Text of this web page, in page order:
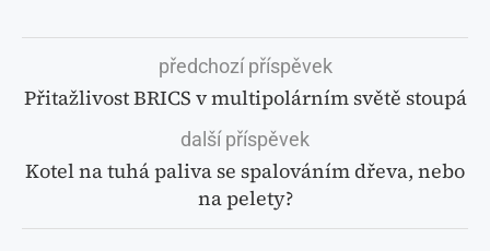
předchozí příspěvek
Přitažlivost BRICS v multipolárním světě stoupá
další příspěvek
Kotel na tuhá paliva se spalováním dřeva, nebo
na pelety?